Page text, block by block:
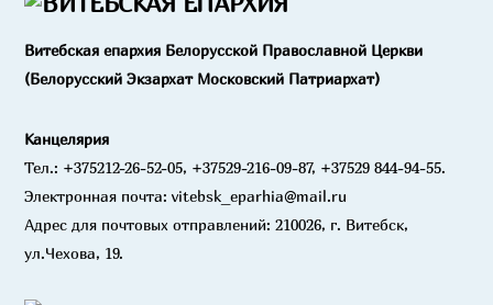
Витебская епархия Белорусской Православной Церкви
(Белорусский Экзархат Московский Патриархат)
Канцелярия
Тел.: +375212-26-52-05, +37529-216-09-87, +37529 844-94-55.
Электронная почта: vitebsk_eparhia@mail.ru
Адрес для почтовых отправлений: 210026, г. Витебск,
ул.Чехова, 19.